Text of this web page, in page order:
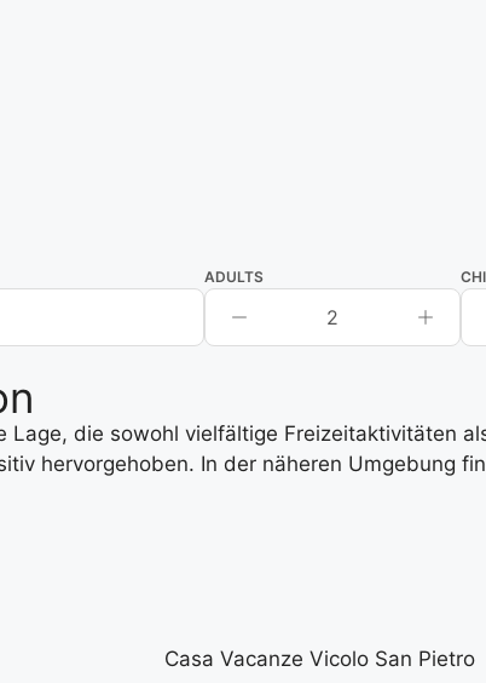
ADULTS
2
die sowohl vielfältige Freizeitaktivitäten
hervorgehoben. In der näheren Umgebung